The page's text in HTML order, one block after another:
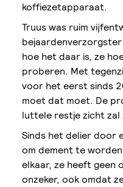
koffiezetapparaat.
Truus was ruim
bejaardenverzorgster
hoe het daar is, ze
proberen. Met
voor het eerst sinds
moet dat moet. De
luttele restje zicht zal
Sinds het delier door
om dement te
elkaar, ze heeft geen
onzeker, ook omdat